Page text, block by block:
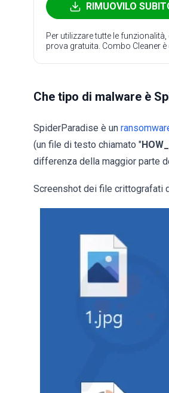
RIMUOVILO
Per utilizzare tutte le
prova gratuita. Combo Cleaner
Che tipo di malware è
SpiderParadise è un
(un file di testo chiamato "
differenza della maggior parte
Screenshot dei file crittografati